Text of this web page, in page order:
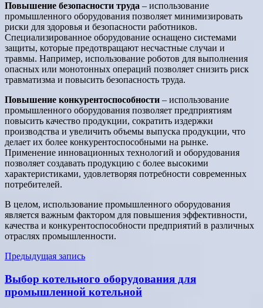
Повышение безопасности труда – использование
промышленного оборудования позволяет минимизировать
риски для здоровья и безопасности работников.
Специализированное оборудование оснащено системами
защиты, которые предотвращают несчастные случаи и
травмы. Например, использование роботов для выполнения
опасных или монотонных операций позволяет снизить риск
травматизма и повысить безопасность труда.
Повышение конкурентоспособности – использование
промышленного оборудования позволяет предприятиям
повысить качество продукции, сократить издержки
производства и увеличить объемы выпуска продукции, что
делает их более конкурентоспособными на рынке.
Применение инновационных технологий и оборудования
позволяет создавать продукцию с более высокими
характеристиками, удовлетворяя потребности современных
потребителей.
В целом, использование промышленного оборудования
является важным фактором для повышения эффективности,
качества и конкурентоспособности предприятий в различных
отраслях промышленности.
Навигация
по
записям
Предыдущая запись
Выбор котельного оборудования для
промышленной котельной